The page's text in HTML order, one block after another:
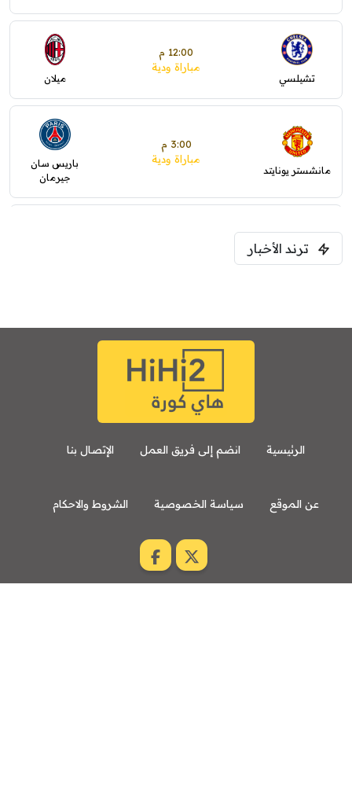
تشيلسي
12:00 م
مباراة ودية
ميلان
مانشستر يونايتد
3:00 م
مباراة ودية
باريس سان
جيرمان
فرينتسفاروشي
8:00 م
مباراة ودية
ترند الأخبار
الرئيسية انضم إلى فريق العمل الإتصال بنا
عن الموقع سياسة الخصوصية الشروط والاحكام